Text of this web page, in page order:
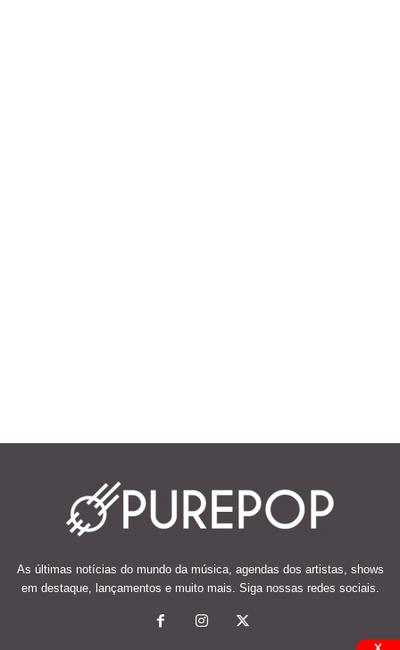
As últimas notícias do mundo da música, agendas dos artistas, shows
em destaque, lançamentos e muito mais. Siga nossas redes sociais.